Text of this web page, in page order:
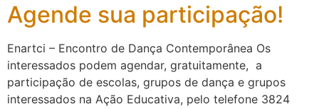
Agende sua participação!
Enartci – Encontro de Dança Contemporânea Os
interessados podem agendar, gratuitamente, a
participação de escolas, grupos de dança e grupos
interessados na Ação Educativa, pelo telefone 3824